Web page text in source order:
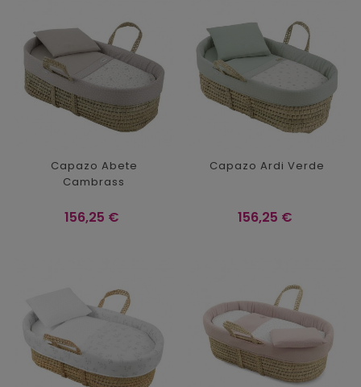
Capazo Abete
Cambrass
Precio
156,25 €
Capazo Ardi Verde
Precio
156,25 €